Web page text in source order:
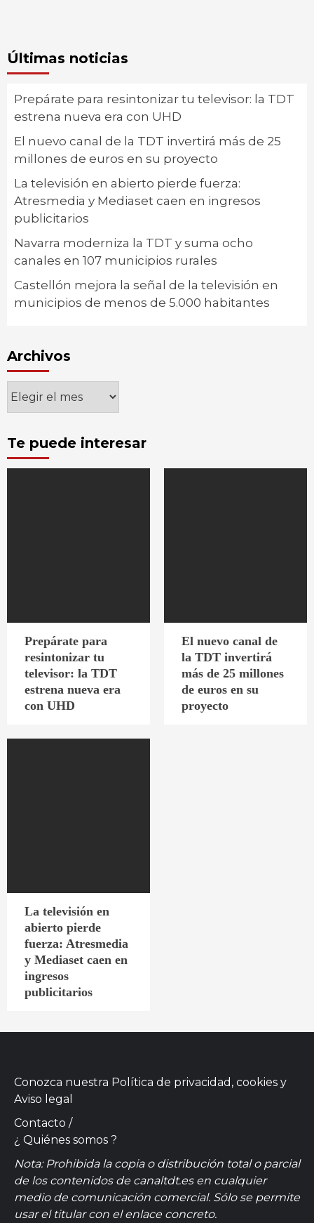
Últimas noticias
Prepárate para resintonizar tu televisor: la TDT
estrena nueva era con UHD
El nuevo canal de la TDT invertirá más de 25
millones de euros en su proyecto
La televisión en abierto pierde fuerza:
Atresmedia y Mediaset caen en ingresos
publicitarios
Navarra moderniza la TDT y suma ocho
canales en 107 municipios rurales
Castellón mejora la señal de la televisión en
municipios de menos de 5.000 habitantes
Archivos
Te puede interesar
Prepárate para
resintonizar tu
televisor: la TDT
estrena nueva era
con UHD
El nuevo canal de
la TDT invertirá
más de 25 millones
de euros en su
proyecto
La televisión en
abierto pierde
fuerza: Atresmedia
y Mediaset caen en
ingresos
publicitarios
Conozca nuestra Política de privacidad, cookies y
Aviso legal
Contacto /
¿ Quiénes somos ?
Nota: Prohibida la copia o distribución total o parcial
de los contenidos de canaltdt.es en cualquier
medio de comunicación comercial. Sólo se permite
usar el titular con el enlace concreto.